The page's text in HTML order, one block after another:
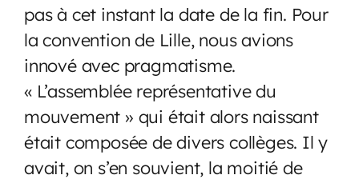
pas à cet instant la date de la fin. Pour
la convention de Lille, nous avions
innové avec pragmatisme.
« L’assemblée représentative du
mouvement » qui était alors naissant
était composée de divers collèges. Il y
avait, on s’en souvient, la moitié de